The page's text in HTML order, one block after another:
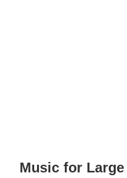
Music for